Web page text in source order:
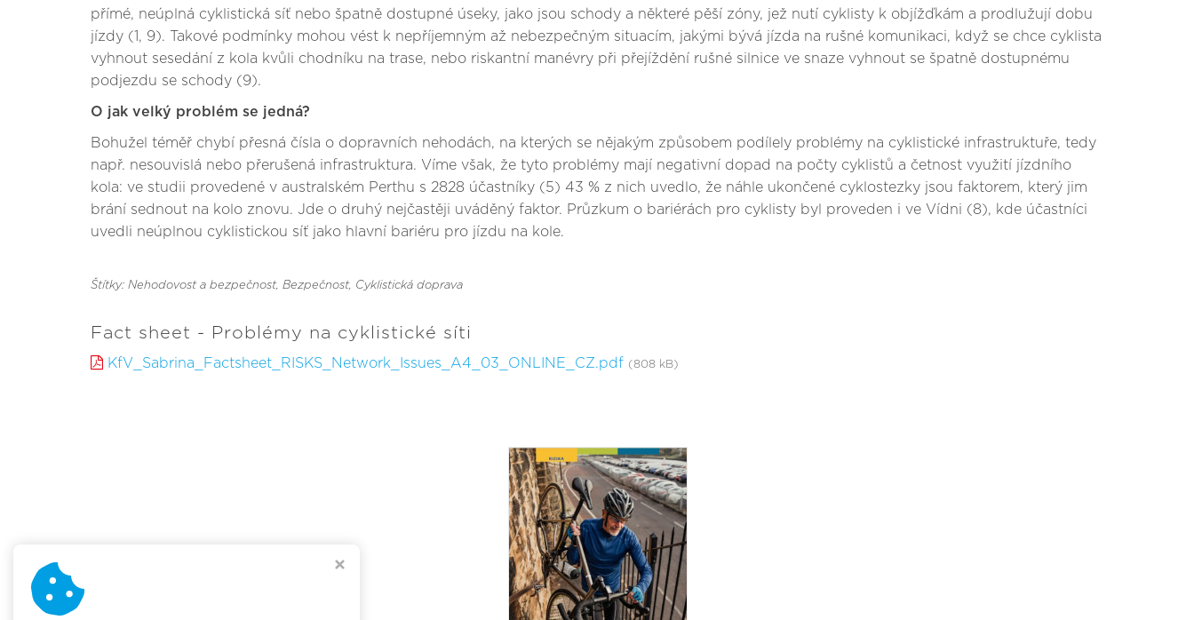
přímé, neúplná cyklistická síť nebo špatně dostupné úseky, jako jsou schody a některé pěší zóny, jež nutí cyklisty k objížďkám a prodlužují dobu
jízdy (1, 9). Takové podmínky mohou vést k nepříjemným až nebezpečným situacím, jakými bývá jízda na rušné komunikaci, když se chce cyklista
vyhnout sesedání z kola kvůli chodníku na trase, nebo riskantní manévry při přejíždění rušné silnice ve snaze vyhnout se špatně dostupnému
podjezdu se schody (9).
O jak velký problém se jedná?
Bohužel téměř chybí přesná čísla o dopravních nehodách, na kterých se nějakým způsobem podílely problémy na cyklistické infrastruktuře, tedy
např. nesouvislá nebo přerušená infrastruktura. Víme však, že tyto problémy mají negativní dopad na počty cyklistů a četnost využití jízdního
kola: ve studii provedené v australském Perthu s 2828 účastníky (5) 43 % z nich uvedlo, že náhle ukončené cyklostezky jsou faktorem, který jim
brání sednout na kolo znovu. Jde o druhý nejčastěji uváděný faktor. Průzkum o bariérách pro cyklisty byl proveden i ve Vídni (8), kde účastníci
uvedli neúplnou cyklistickou síť jako hlavní bariéru pro jízdu na kole.
Štítky: Nehodovost a bezpečnost, Bezpečnost, Cyklistická doprava
Fact sheet - Problémy na cyklistické síti
KfV_Sabrina_Factsheet_RISKS_Network_Issues_A4_03_ONLINE_CZ.pdf (808 kB)